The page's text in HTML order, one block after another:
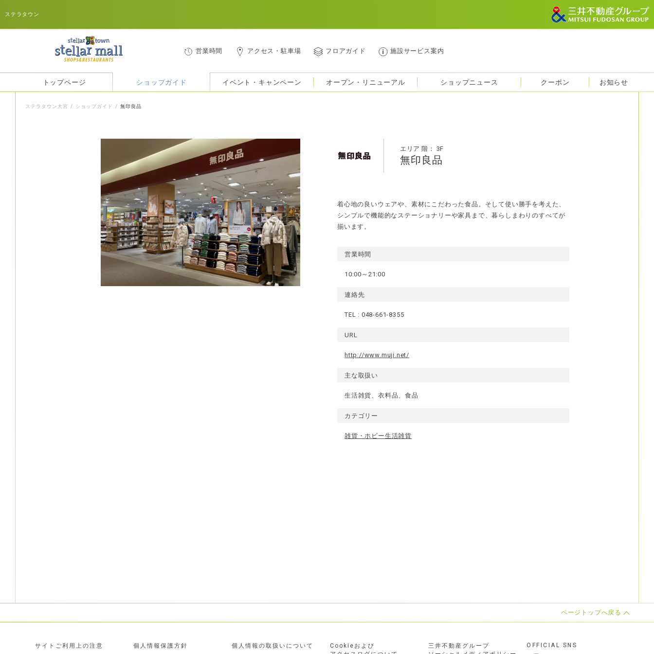
ステラタウン
営業時間 アクセス・駐車場 フロアガイド 施設サービス案内
トップページ ショップガイド イベント・キャンペーン オープン・リニューアル ショップニュース クーポン お知らせ
ステラタウン大宮 ショップガイド 無印良品
エリア 階： 3F
無印良品
着心地の良いウェアや、素材にこだわった食品。そして使い勝手を考えた、
シンプルで機能的なステーショナリーや家具まで、暮らしまわりのすべてが
揃います。
営業時間
10:00～21:00
連絡先
TEL : 048-661-8355
URL
http://www.muji.net/
主な取扱い
生活雑貨、衣料品、食品
カテゴリー
雑貨・ホビー生活雑貨
ページトップへ戻る
サイトご利用上の注意 個人情報保護方針 個人情報の取扱いについて
Cookieおよび
三井不動産グループ
OFFICIAL SNS